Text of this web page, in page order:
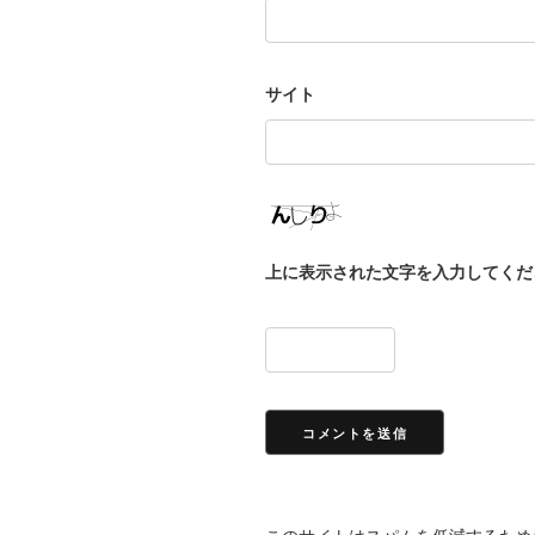
サイト
上に表示された文字を入力してく